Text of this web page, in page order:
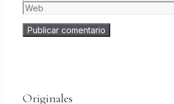
Originales